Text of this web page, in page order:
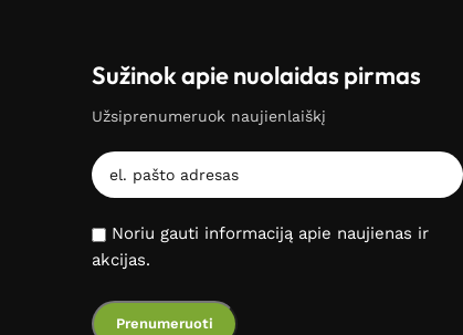
Sužinok apie nuolaidas pirmas
Užsiprenumeruok naujienlaiškį
Noriu gauti informaciją apie naujienas ir
akcijas.